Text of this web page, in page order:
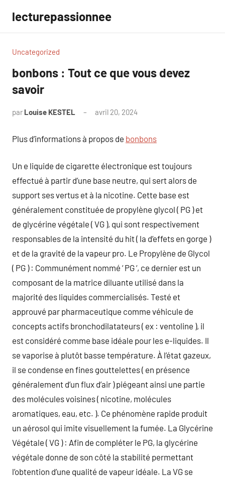
contenu
lecturepassionnee
Uncategorized
bonbons : Tout ce que vous devez
savoir
par Louise KESTEL avril 20, 2024
Plus d’informations à propos de bonbons
Un e liquide de cigarette électronique est toujours
effectué à partir d’une base neutre, qui sert alors de
support ses vertus et à la nicotine. Cette base est
généralement constituée de propylène glycol ( PG ) et
de glycérine végétale ( VG ), qui sont respectivement
responsables de la intensité du hit ( la d’effets en gorge )
et de la gravité de la vapeur pro. Le Propylène de Glycol
( PG ) : Communément nommé ‘ PG ‘, ce dernier est un
composant de la matrice diluante utilisé dans la
majorité des liquides commercialisés. Testé et
approuvé par pharmaceutique comme véhicule de
concepts actifs bronchodilatateurs ( ex : ventoline ), il
est considéré comme base idéale pour les e-liquides. Il
se vaporise à plutôt basse température. À l’état gazeux,
il se condense en fines gouttelettes ( en présence
généralement d’un flux d’air ) piégeant ainsi une partie
des molécules voisines ( nicotine, molécules
aromatiques, eau, etc. ). Ce phénomène rapide produit
un aérosol qui imite visuellement la fumée. La Glycérine
Végétale ( VG ) : Afin de compléter le PG, la glycérine
végétale donne de son côté la stabilité permettant
l’obtention d’une qualité de vapeur idéale. La VG se